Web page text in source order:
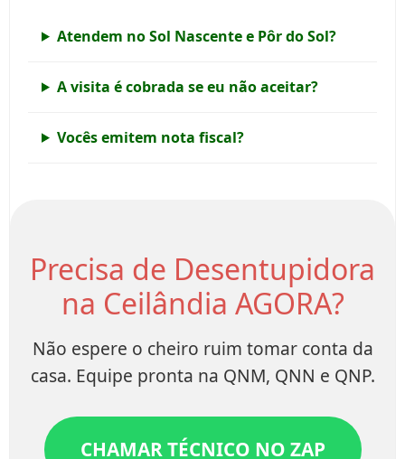
Atendem no Sol Nascente e Pôr do Sol?
A visita é cobrada se eu não aceitar?
Vocês emitem nota fiscal?
Precisa de Desentupidora
na Ceilândia AGORA?
Não espere o cheiro ruim tomar conta da
casa. Equipe pronta na QNM, QNN e QNP.
CHAMAR TÉCNICO NO ZAP